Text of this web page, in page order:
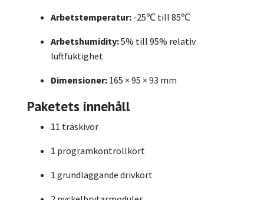
Arbetstemperatur: -25℃ till 85℃
Arbetshumidity:5% till 95% relativ
luftfuktighet
Dimensioner: 165 × 95 × 93 mm
Paketets innehåll
11 träskivor
1 programkontrollkort
1 grundläggande drivkort